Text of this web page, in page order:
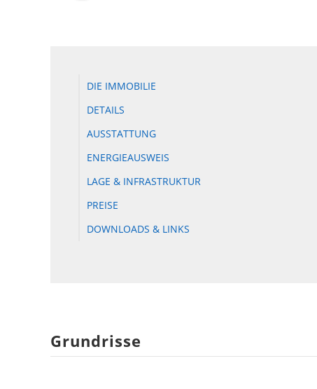
DIE IMMOBILIE
DETAILS
AUSSTATTUNG
ENERGIEAUSWEIS
LAGE & INFRASTRUKTUR
PREISE
DOWNLOADS & LINKS
Grundrisse